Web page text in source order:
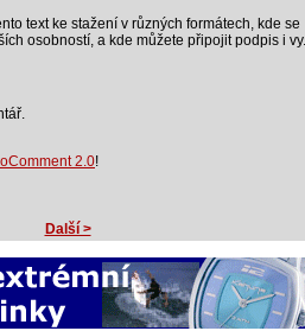
text ke stažení v různých formátech, kde se
osobností, a kde můžete připojit podpis i vy.
2.0!
Další >